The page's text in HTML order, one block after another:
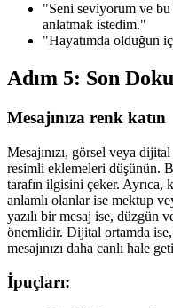
"Seni seviyorum ve bu
anlatmak istedim."
"Hayatımda olduğun
Adım 5: Son
Mesajınıza renk katın
Mesajınızı, görsel veya
resimli eklemeleri düşünün.
tarafın ilgisini çeker. Ayrıca,
anlamlı olanlar ise mektup
yazılı bir mesaj ise, düzgün
önemlidir. Dijital ortamda
mesajınızı daha canlı hale
İpuçları: